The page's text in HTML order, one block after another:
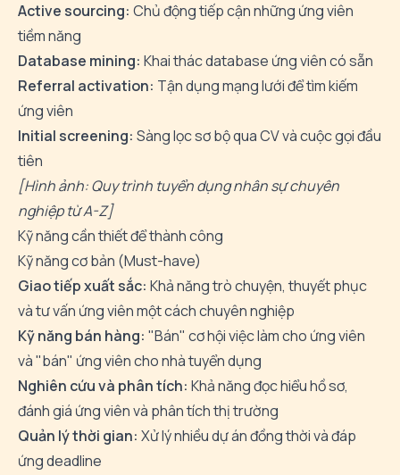
Active sourcing: Chủ động tiếp cận những ứng viên
tiềm năng
Database mining: Khai thác database ứng viên có sẵn
Referral activation: Tận dụng mạng lưới để tìm kiếm
ứng viên
Initial screening: Sàng lọc sơ bộ qua CV và cuộc gọi đầu
tiên
[Hình ảnh: Quy trình tuyển dụng nhân sự chuyên
nghiệp từ A-Z]
Kỹ năng cần thiết để thành công
Kỹ năng cơ bản (Must-have)
Giao tiếp xuất sắc: Khả năng trò chuyện, thuyết phục
và tư vấn ứng viên một cách chuyên nghiệp
Kỹ năng bán hàng: "Bán" cơ hội việc làm cho ứng viên
và "bán" ứng viên cho nhà tuyển dụng
Nghiên cứu và phân tích: Khả năng đọc hiểu hồ sơ,
đánh giá ứng viên và phân tích thị trường
Quản lý thời gian: Xử lý nhiều dự án đồng thời và đáp
ứng deadline